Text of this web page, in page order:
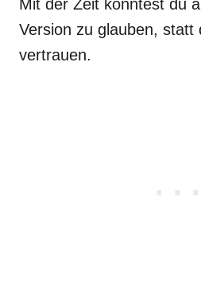
Mit der Zeit könntest du
Version zu glauben, statt
vertrauen.